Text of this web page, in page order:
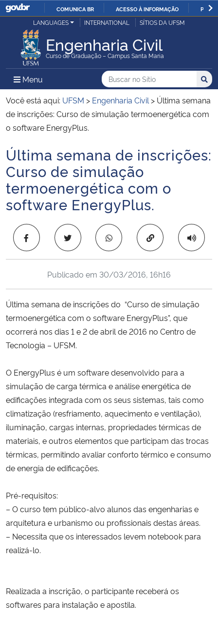
IR
O
COMUNICA BR ACESSO À INFORMAÇÃO
Ministério da Justiça e Segurança Pública
Ministério da Defesa
Ministério das Relações Exteriores
Ministério da Economia
Ministério da Infraestrutura
Ministério da Agricultura, Pecuária e Abastecimento
Ministério da Educação
Ministério da Cidadania
Ministério da Saúde
Ministério de Minas e Energia
Ministério da Ciência, Tecnologia, Inovações e Comunicações
Ministério do Meio Ambiente
Ministério do Desenvolvimento Regional
Controladoria-Geral da União
Ministério da Mulher, da Família e dos Direitos Humanos
Secretaria-Geral
Gabinete de Segurança Institucional
Advocacia-Geral da União
Planalto
LANGUAGES INTERNATIONAL SÍTIOS DA UFSM
Engenharia Civil
Curso de Graduação – Campus Santa Maria
Menu Menu Principal do Sítio
Busca
Buscar no no Sítio
Busca:
Você está aqui: UFSM > Engenharia Civil > Última semana
de inscrições: Curso de simulação termoenergética com
o software EnergyPlus.
Início do conteúdo
Última semana de inscrições:
Curso de simulação
termoenergética com o
software EnergyPlus.
Copiar para área
Publicado em 30/03/2016, 16h16
Última semana de inscrições do “Curso de simulação
termoenergética com o software EnergyPlus”, que
ocorrerá nos dias 1 e 2 de abril de 2016 no Centro de
Tecnologia – UFSM.
O EnergyPlus é um software desenvolvido para a
simulação de carga térmica e análise energética de
edificações integrada com os seus sistemas, tais como
climatização (resfriamento, aquecimento e ventilação),
iluminação, cargas internas, propriedades térmicas de
materiais, e outros elementos que participam das trocas
térmicas, permitindo avaliar conforto térmico e consumo
de energia de edificações.
Pré-requisitos:
– O curso tem público-alvo alunos das engenharias e
arquitetura e urbanismo ou profissionais destas áreas.
– Necessita que os interessados levem notebook para
realizá-lo.
Realizada a inscrição, o participante receberá os
softwares para instalação e apostila.